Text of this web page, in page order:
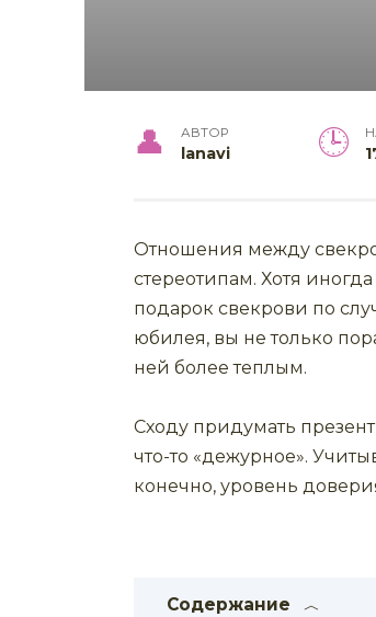
АВТОР
lanavi
Отношения между
стереотипам. Хотя
подарок свекрови по
юбилея, вы не только
ней более теплым.
Сходу придумать
что-то «дежурное».
конечно, уровень
Содержание